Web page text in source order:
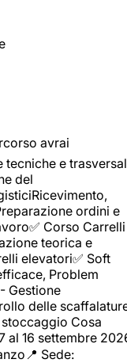
avrai
e
del
ordini e
Corso Carrelli
teorica e
elevatori✅ Soft
Problem
Gestione
delle
Cosa
al 16 settembre
Sede: